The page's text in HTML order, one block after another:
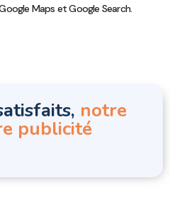
Maps et Google Search.
notre
publicité